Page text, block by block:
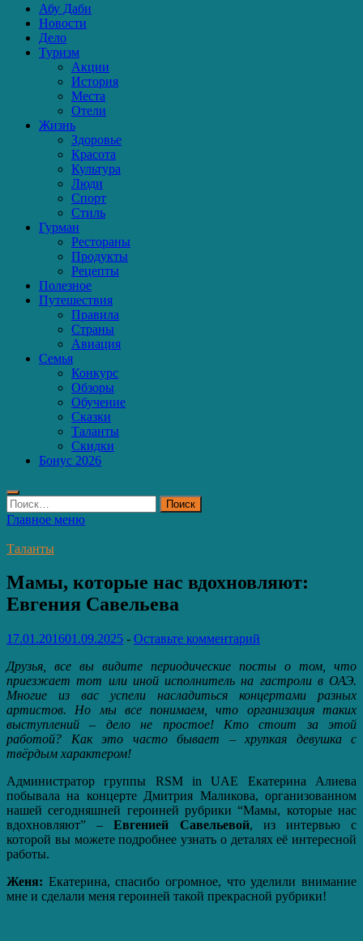
Абу Даби
Новости
Дело
Туризм
Акции
История
Места
Отели
Жизнь
Здоровье
Красота
Культура
Люди
Спорт
Стиль
Гурман
Рестораны
Продукты
Рецепты
Полезное
Путешествия
Правила
Страны
Авиация
Семья
Конкурс
Обзоры
Обучение
Сказки
Таланты
Скидки
Бонус 2026
Найти:
Главное меню
Таланты
Мамы, которые нас вдохновляют:
Евгения Савельева
17.01.201601.09.2025 - Оставьте комментарий
Друзья, все вы видите периодические посты о том, что
приезжает тот или иной исполнитель на гастроли в ОАЭ.
Многие из вас успели насладиться концертами разных
артистов. Но мы все понимаем, что организация таких
выступлений – дело не простое! Кто стоит за этой
работой? Как это часто бывает – хрупкая девушка с
твёрдым характером!
Администратор группы RSM in UAE Екатерина Алиева
побывала на концерте Дмитрия Маликова, организованном
нашей сегодняшней героиней рубрики “Мамы, которые нас
вдохновляют” –Евгенией Савельевой, из интервью с
которой вы можете подробнее узнать о деталях её интересной
работы.
Женя: Екатерина, спасибо огромное, что уделили внимание
мне и сделали меня героиней такой прекрасной рубрики!